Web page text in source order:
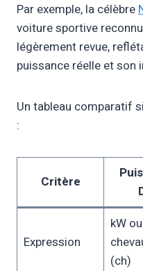
Par exemple, la célèbre
voiture sportive
légèrement revue,
puissance réelle et son
Un tableau comparatif
:
Critère
Expression
kW ou
(ch)